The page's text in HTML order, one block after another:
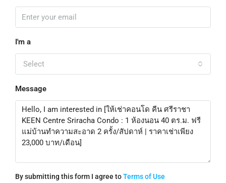
I'm a
Select
Message
By submitting this form I agree toTerms of Use